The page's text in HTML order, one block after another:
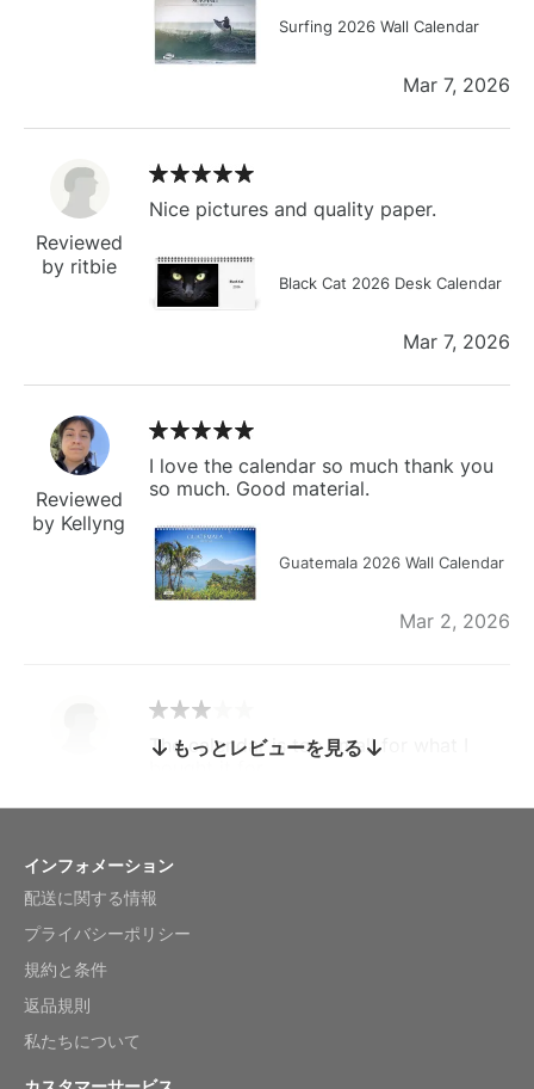
Surfing 2026 Wall Calendar
Mar 7, 2026
Reviewed
by ritbie
Nice pictures and quality paper.
Black Cat 2026 Desk Calendar
Mar 7, 2026
Reviewed
by Kellyng
I love the calendar so much thank you
so much. Good material.
Guatemala 2026 Wall Calendar
Mar 2, 2026
by charles
The calendar is too small for what I
Reviewed
by Anne
もっとレビューを見る
インフォメーション
配送に関する情報
プライバシーポリシー
規約と条件
返品規則
私たちについて